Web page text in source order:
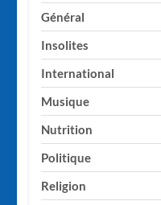
Général
Insolites
International
Musique
Nutrition
Politique
Religion